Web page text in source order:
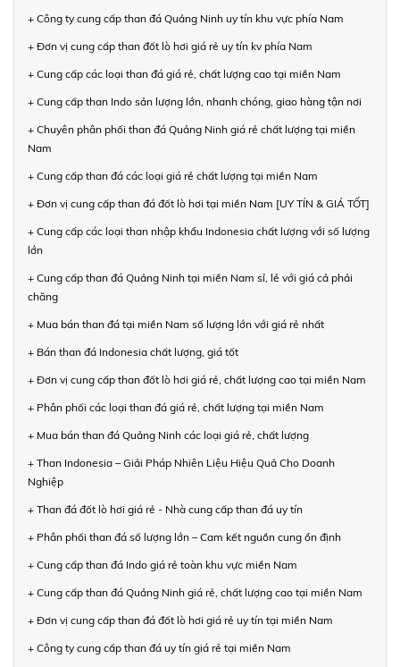
+ Công ty cung cấp than đá Quảng Ninh uy tín khu vực phía Nam
+ Đơn vị cung cấp than đốt lò hơi giá rẻ uy tín kv phía Nam
+ Cung cấp các loại than đá giá rẻ, chất lượng cao tại miền Nam
+ Cung cấp than Indo sản lượng lớn, nhanh chóng, giao hàng tận nơi
+ Chuyên phân phối than đá Quảng Ninh giá rẻ chất lượng tại miền
Nam
+ Cung cấp than đá các loại giá rẻ chất lượng tại miền Nam
+ Đơn vị cung cấp than đá đốt lò hơi tại miền Nam [UY TÍN & GIÁ TỐT]
+ Cung cấp các loại than nhập khẩu Indonesia chất lượng với số lượng
lớn
+ Cung cấp than đá Quảng Ninh tại miền Nam sỉ, lẻ với giá cả phải
chăng
+ Mua bán than đá tại miền Nam số lượng lớn với giá rẻ nhất
+ Bán than đá Indonesia chất lượng, giá tốt
+ Đơn vị cung cấp than đốt lò hơi giá rẻ, chất lượng cao tại miền Nam
+ Phân phối các loại than đá giá rẻ, chất lượng tại miền Nam
+ Mua bán than đá Quảng Ninh các loại giá rẻ, chất lượng
+ Than Indonesia – Giải Pháp Nhiên Liệu Hiệu Quả Cho Doanh
Nghiệp
+ Than đá đốt lò hơi giá rẻ - Nhà cung cấp than đá uy tín
+ Phân phối than đá số lượng lớn – Cam kết nguồn cung ổn định
+ Cung cấp than đá Indo giá rẻ toàn khu vực miền Nam
+ Cung cấp than đá Quảng Ninh giá rẻ, chất lượng cao tại miền Nam
+ Đơn vị cung cấp than đá đốt lò hơi giá rẻ uy tín tại miền Nam
+ Công ty cung cấp than đá uy tín giá rẻ tại miền Nam